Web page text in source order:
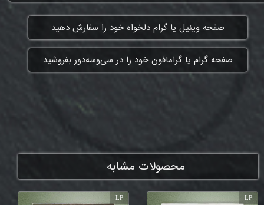
​صفحه وینیل یا گرام دلخواه خود را سفارش دهید
​صفحه گرام یا گرامافون خود را در سی‌وسه‌دور بفروشید
محصولات مشابه
LP
LP